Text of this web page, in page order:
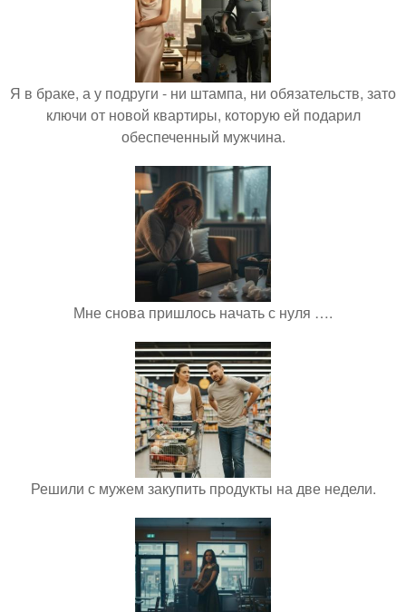
Я в браке, а у подруги - ни штампа, ни обязательств, зато
ключи от новой квартиры, которую ей подарил
обеспеченный мужчина.
Мне снова пришлось начать с нуля ….
Решили с мужем закупить продукты на две недели.